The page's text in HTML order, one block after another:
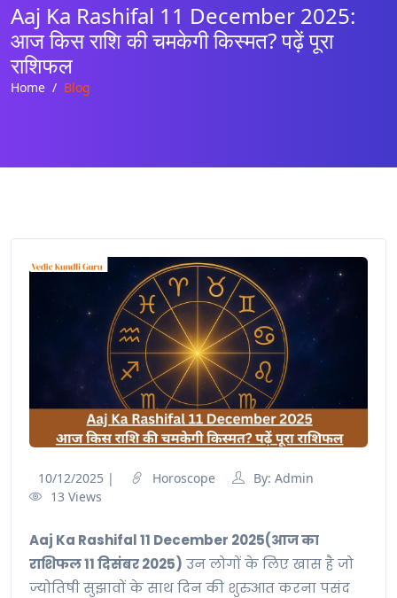
Aaj Ka Rashifal 11 December 2025:
आज किस राशि की चमकेगी किस्मत? पढ़ें पूरा
राशिफल
Home Blog
10/12/2025 | Horoscope By: Admin
13 Views
Aaj Ka Rashifal 11 December 2025(आज का
राशिफल 11 दिसंबर 2025) उन लोगों के लिए खास है जो
ज्योतिषी सुझावों के साथ दिन की शुरुआत करना पसंद